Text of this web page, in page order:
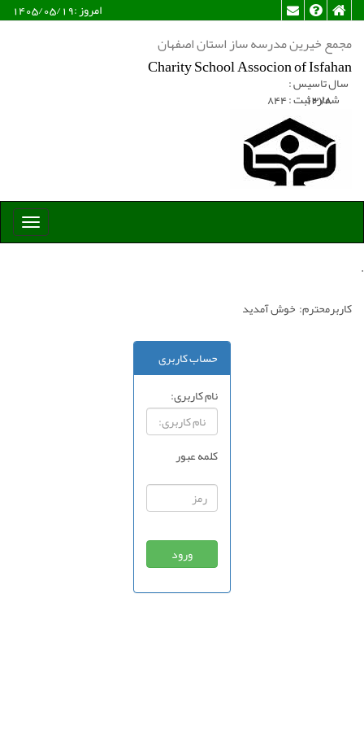
1405/05/19امروز :
مجمع خیرین مدرسه ساز استان اصفهان
Charity School Associon of Isfahan
سال تاسیس :
1378
شماره ثبت : 844
Toggle
.
کاربرمحترم: خوش آمدید
حساب کاربری
نام کاربری:
کلمه عبور